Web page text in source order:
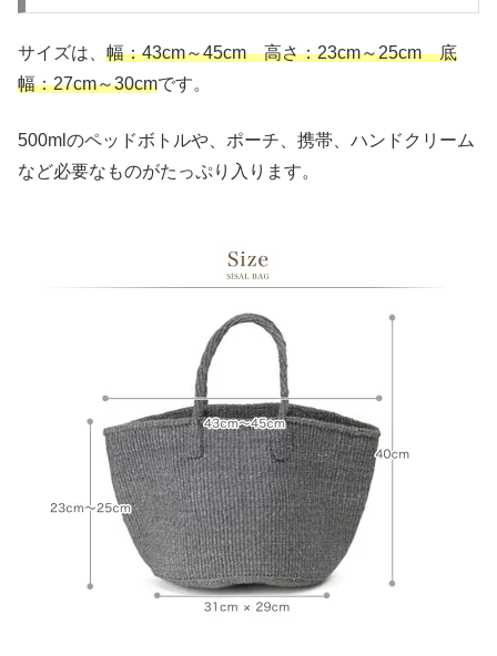
サイズは、 幅：43cm～45cm 高さ：23cm～25cm 底
幅：27cm～30cmです。
500mlのペッドボトルや、ポーチ、携帯、ハンドクリーム
など必要なものがたっぷり入ります。